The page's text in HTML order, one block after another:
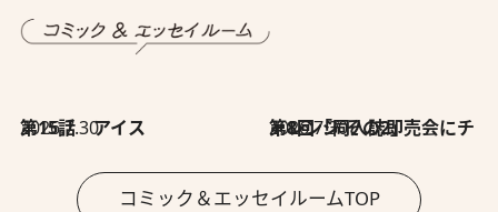
2026.7.30
第15話 アイス 2026.7.30
第8回「同人誌即売会にチャレンジ その2」
コミック＆エッセイルームTOP